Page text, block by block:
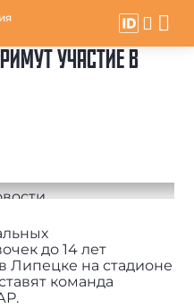
УЧАСТИЕ В
до 14 лет
Липецке на стадионе
команда